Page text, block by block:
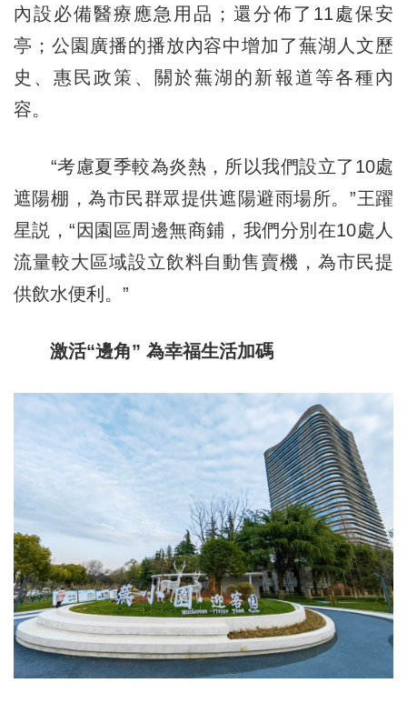
內設必備醫療應急用品；還分佈了11處保安
亭；公園廣播的播放內容中增加了蕪湖人文歷
史、惠民政策、關於蕪湖的新報道等各種內
容。
“考慮夏季較為炎熱，所以我們設立了10處
遮陽棚，為市民群眾提供遮陽避雨場所。”王躍
星説，“因園區周邊無商鋪，我們分別在10處人
流量較大區域設立飲料自動售賣機，為市民提
供飲水便利。”
激活“邊角” 為幸福生活加碼